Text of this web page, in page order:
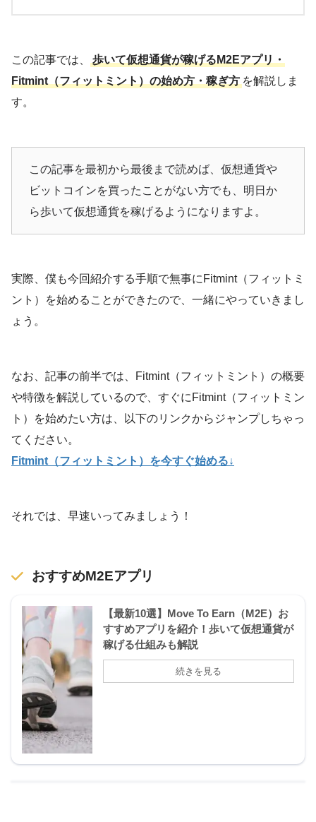
この記事では、
歩いて仮想通貨が稼げるM2Eアプリ・
Fitmint（フィットミント）の始め方・稼ぎ方 を解説しま
す。
この記事を最初から最後まで読めば、仮想通貨や
ビットコインを買ったことがない方でも、明日か
ら歩いて仮想通貨を稼げるようになりますよ。
実際、僕も今回紹介する手順で無事にFitmint（フィットミ
ント）を始めることができたので、一緒にやっていきまし
ょう。
なお、記事の前半では、Fitmint（フィットミント）の概要
や特徴を解説しているので、すぐにFitmint（フィットミン
ト）を始めたい方は、以下のリンクからジャンプしちゃっ
てください。
Fitmint（フィットミント）を今すぐ始める↓
それでは、早速いってみましょう！
おすすめM2Eアプリ
【最新10選】Move To Earn（M2E）お
すすめアプリを紹介！歩いて仮想通貨が
稼げる仕組みも解説